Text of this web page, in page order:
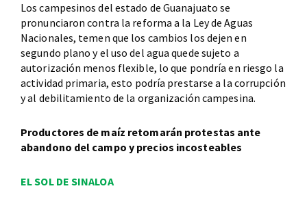
Los campesinos del estado de Guanajuato se
pronunciaron contra la reforma a la Ley de Aguas
Nacionales, temen que los cambios los dejen en
segundo plano y el uso del agua quede sujeto a
autorización menos flexible, lo que pondría en riesgo la
actividad primaria, esto podría prestarse a la corrupción
y al debilitamiento de la organización campesina.
Productores de maíz retomarán protestas ante
abandono del campo y precios incosteables
EL SOL DE SINALOA